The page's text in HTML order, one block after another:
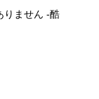
りません -酷